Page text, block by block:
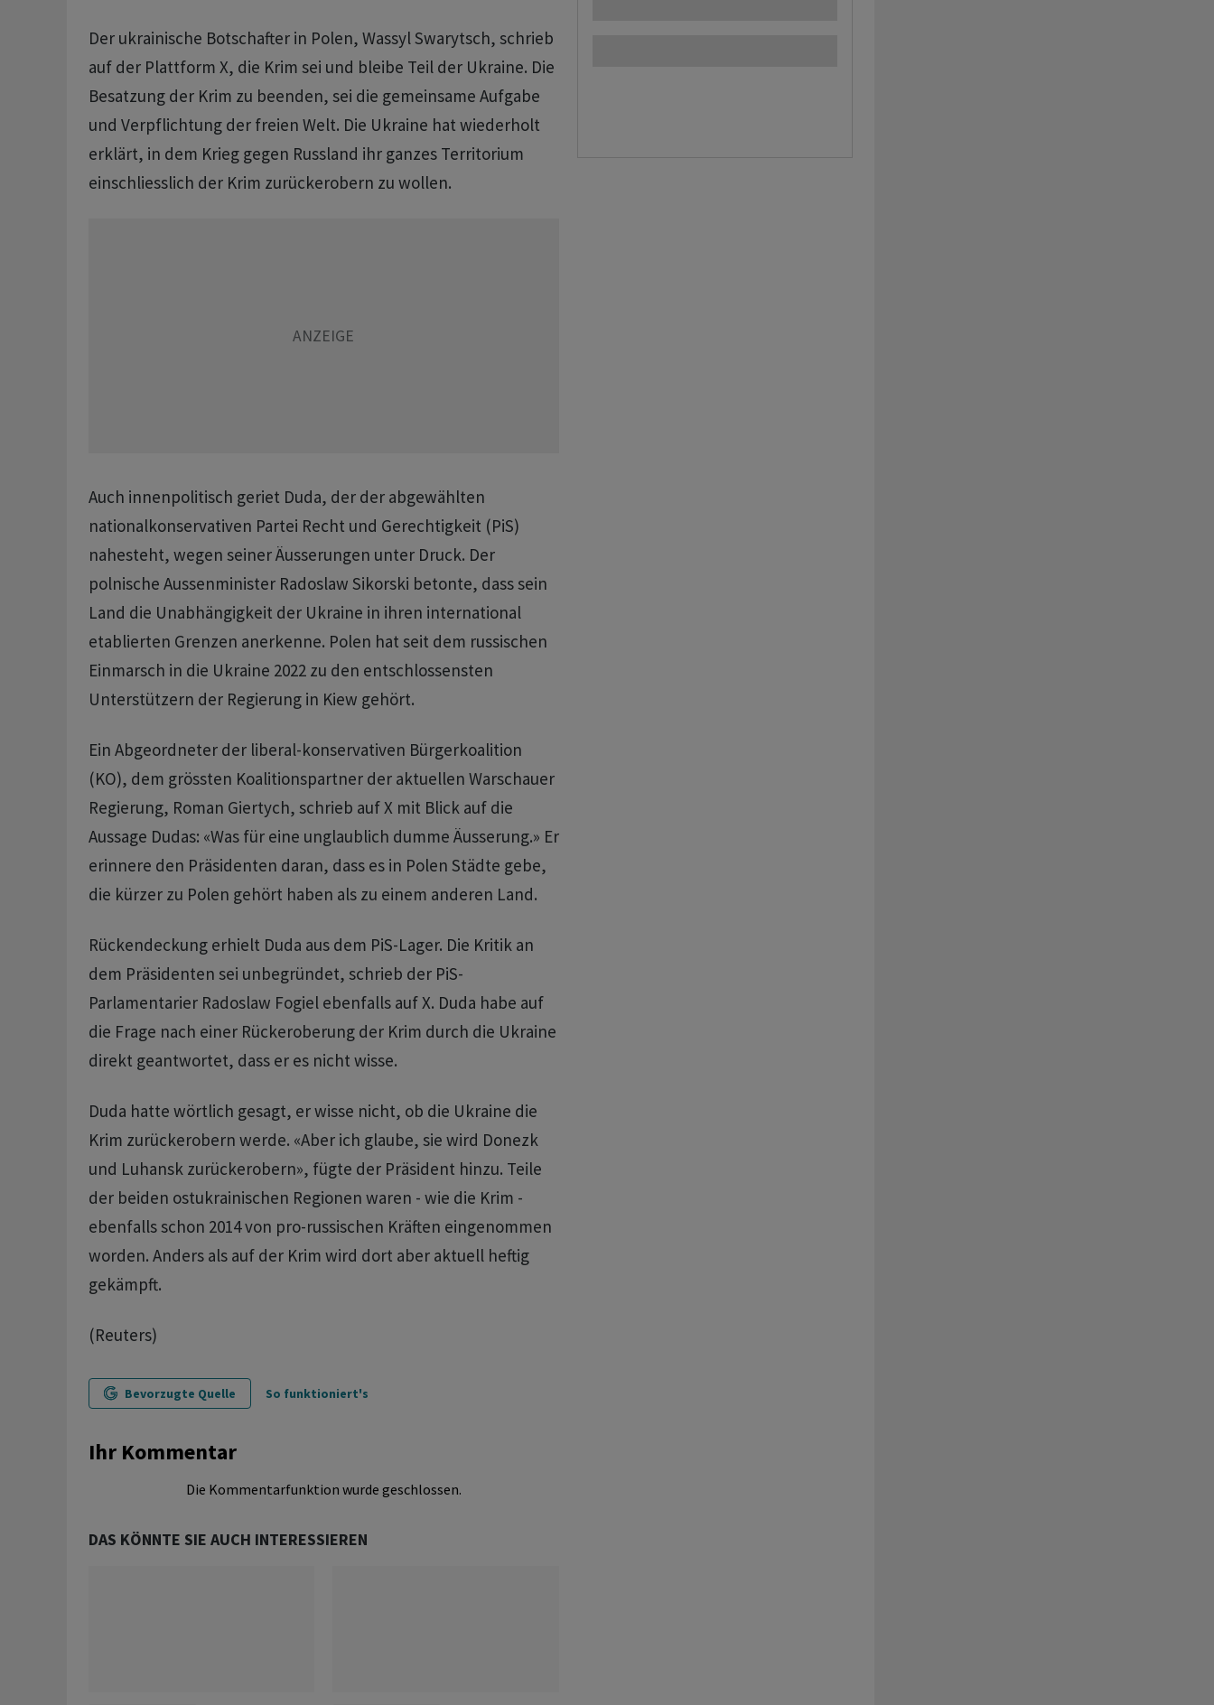
Der ukrainische Botschafter in Polen, Wassyl Swarytsch, schrieb
auf der Plattform X, die Krim sei und bleibe Teil der Ukraine. Die
Besatzung der Krim zu beenden, sei die gemeinsame Aufgabe
und Verpflichtung der freien Welt. Die Ukraine hat wiederholt
erklärt, in dem Krieg gegen Russland ihr ganzes Territorium
einschliesslich der Krim zurückerobern zu wollen.
Auch innenpolitisch geriet Duda, der der abgewählten
nationalkonservativen Partei Recht und Gerechtigkeit (PiS)
nahesteht, wegen seiner Äusserungen unter Druck. Der
polnische Aussenminister Radoslaw Sikorski betonte, dass sein
Land die Unabhängigkeit der Ukraine in ihren international
etablierten Grenzen anerkenne. Polen hat seit dem russischen
Einmarsch in die Ukraine 2022 zu den entschlossensten
Unterstützern der Regierung in Kiew gehört.
Ein Abgeordneter der liberal-konservativen Bürgerkoalition
(KO), dem grössten Koalitionspartner der aktuellen Warschauer
Regierung, Roman Giertych, schrieb auf X mit Blick auf die
Aussage Dudas: «Was für eine unglaublich dumme Äusserung.» Er
erinnere den Präsidenten daran, dass es in Polen Städte gebe,
die kürzer zu Polen gehört haben als zu einem anderen Land.
Rückendeckung erhielt Duda aus dem PiS-Lager. Die Kritik an
dem Präsidenten sei unbegründet, schrieb der PiS-
Parlamentarier Radoslaw Fogiel ebenfalls auf X. Duda habe auf
die Frage nach einer Rückeroberung der Krim durch die Ukraine
direkt geantwortet, dass er es nicht wisse.
Duda hatte wörtlich gesagt, er wisse nicht, ob die Ukraine die
Krim zurückerobern werde. «Aber ich glaube, sie wird Donezk
und Luhansk zurückerobern», fügte der Präsident hinzu. Teile
der beiden ostukrainischen Regionen waren - wie die Krim -
ebenfalls schon 2014 von pro-russischen Kräften eingenommen
worden. Anders als auf der Krim wird dort aber aktuell heftig
gekämpft.
(Reuters)
Bevorzugte Quelle So funktioniert's
Ihr Kommentar
Die Kommentarfunktion wurde geschlossen.
DAS KÖNNTE SIE AUCH INTERESSIEREN